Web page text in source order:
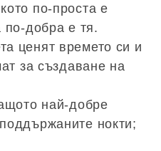
по-проста е
по-добра е тя.
ценят времето си и
за създаване на
най-добре
нокти;